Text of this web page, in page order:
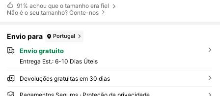
91% achou que o tamanho era fiel
Não é o seu tamanho? Conte-nos
Envio para Portugal
Envio gratuito
Entrega Est.: 6-10 Dias Úteis
Devoluções gratuitas em 30 dias